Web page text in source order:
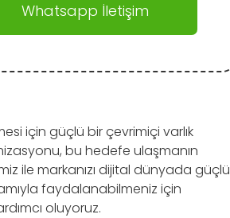
Whatsapp İletişim
için güçlü bir çevrimiçi varlık
bu hedefe ulaşmanın
ile markanızı dijital dünyada güçlü
faydalanabilmeniz için
oluyoruz.